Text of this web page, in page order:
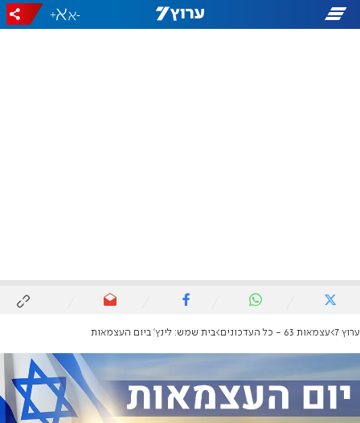
-
+
ערוץ 7 עצמאות 63 - כל העדכונים בית שמש: לינץ' ביום העצמאות